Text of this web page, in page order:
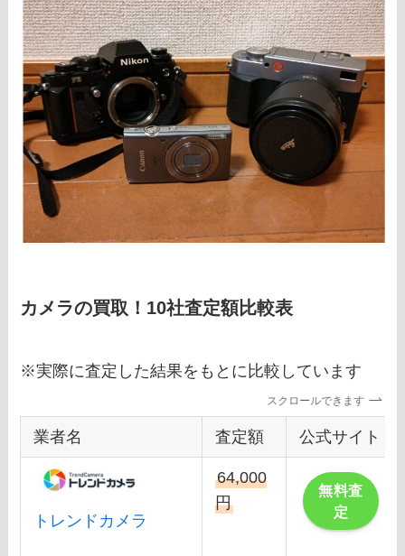
カメラの買取！10社査定額比較表
※実際に査定した結果をもとに比較しています
スクロールできます
業者名 査定額 公式サイト
トレンドカメラ
64,000
円
無料査
定